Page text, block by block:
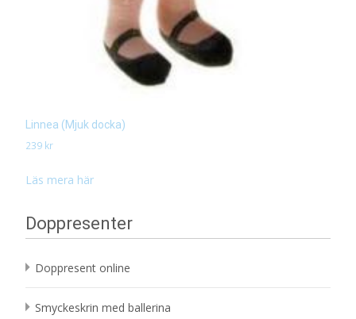
Linnea (Mjuk docka)
239 kr
Läs mera här
Doppresenter
Doppresent online
Smyckeskrin med ballerina